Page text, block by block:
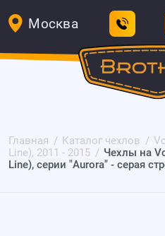
Москва
Главная Каталог чехлов
Line), 2011 - 2015
Чехлы на
Line), серии "Aurora" - серая